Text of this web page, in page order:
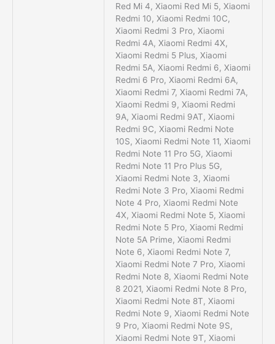
Red Mi 4, Xiaomi Red Mi 5, Xiaomi
Redmi 10, Xiaomi Redmi 10C,
Xiaomi Redmi 3 Pro, Xiaomi
Redmi 4A, Xiaomi Redmi 4X,
Xiaomi Redmi 5 Plus, Xiaomi
Redmi 5A, Xiaomi Redmi 6, Xiaomi
Redmi 6 Pro, Xiaomi Redmi 6A,
Xiaomi Redmi 7, Xiaomi Redmi 7A,
Xiaomi Redmi 9, Xiaomi Redmi
9A, Xiaomi Redmi 9AT, Xiaomi
Redmi 9C, Xiaomi Redmi Note
10S, Xiaomi Redmi Note 11, Xiaomi
Redmi Note 11 Pro 5G, Xiaomi
Redmi Note 11 Pro Plus 5G,
Xiaomi Redmi Note 3, Xiaomi
Redmi Note 3 Pro, Xiaomi Redmi
Note 4 Pro, Xiaomi Redmi Note
4X, Xiaomi Redmi Note 5, Xiaomi
Redmi Note 5 Pro, Xiaomi Redmi
Note 5A Prime, Xiaomi Redmi
Note 6, Xiaomi Redmi Note 7,
Xiaomi Redmi Note 7 Pro, Xiaomi
Redmi Note 8, Xiaomi Redmi Note
8 2021, Xiaomi Redmi Note 8 Pro,
Xiaomi Redmi Note 8T, Xiaomi
Redmi Note 9, Xiaomi Redmi Note
9 Pro, Xiaomi Redmi Note 9S,
Xiaomi Redmi Note 9T, Xiaomi